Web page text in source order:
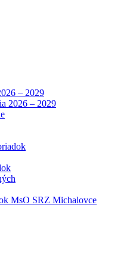
– 2029
2026 – 2029
MsO SRZ Michalovce